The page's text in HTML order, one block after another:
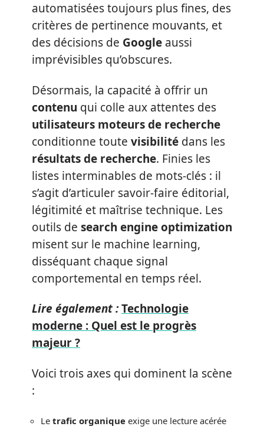
automatisées toujours plus fines, des
critères de pertinence mouvants, et
des décisions de Google aussi
imprévisibles qu’obscures.
Désormais, la capacité à offrir un
contenu qui colle aux attentes des
utilisateurs moteurs de recherche
conditionne toute visibilité dans les
résultats de recherche. Finies les
listes interminables de mots-clés : il
s’agit d’articuler savoir-faire éditorial,
légitimité et maîtrise technique. Les
outils de search engine optimization
misent sur le machine learning,
disséquant chaque signal
comportemental en temps réel.
Lire également :Technologie
moderne : Quel est le progrès
majeur ?
Voici trois axes qui dominent la scène
:
Le trafic organique exige une lecture acérée